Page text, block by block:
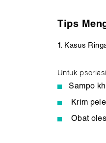
Tips
1. Kasus
Untuk
Sampo
Krim
Obat